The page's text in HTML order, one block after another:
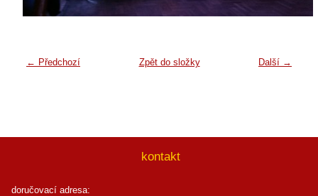
← Předchozí Další →
Zpět do složky
kontakt
doručovací adresa: